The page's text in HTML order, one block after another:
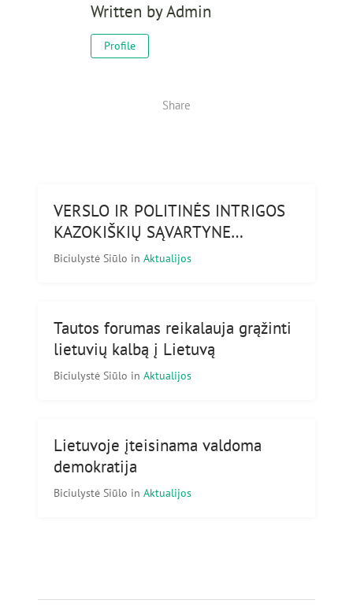
Written byAdmin
Profile
Share
VERSLO IR POLITINĖS INTRIGOS
KAZOKIŠKIŲ SĄVARTYNE…
Biciulystė Siūlo in Aktualijos
Tautos forumas reikalauja grąžinti
lietuvių kalbą į Lietuvą
Biciulystė Siūlo in Aktualijos
Lietuvoje įteisinama valdoma
demokratija
Biciulystė Siūlo in Aktualijos